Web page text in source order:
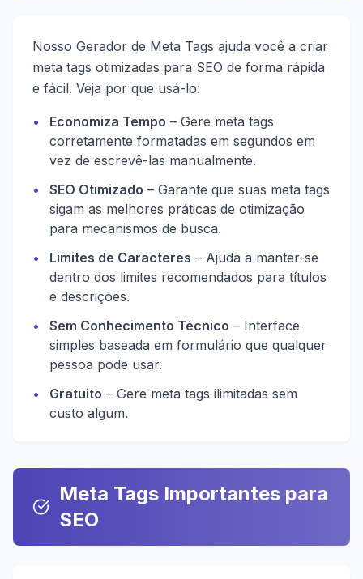
Nosso Gerador de Meta Tags ajuda você a criar
meta tags otimizadas para SEO de forma rápida
e fácil. Veja por que usá-lo:
• Economiza Tempo – Gere meta tags
corretamente formatadas em segundos em
vez de escrevê-las manualmente.
•
SEO Otimizado – Garante que suas meta tags
sigam as melhores práticas de otimização
para mecanismos de busca.
•
Limites de Caracteres – Ajuda a manter-se
dentro dos limites recomendados para títulos
e descrições.
•
Sem Conhecimento Técnico – Interface
simples baseada em formulário que qualquer
pessoa pode usar.
•
Gratuito – Gere meta tags ilimitadas sem
custo algum.
Meta Tags Importantes para
SEO